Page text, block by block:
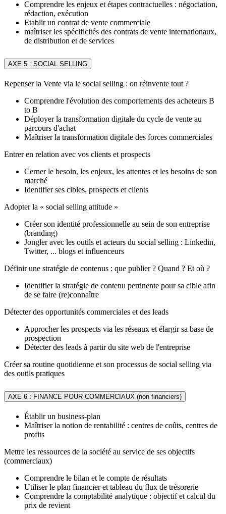
Comprendre les enjeux et étapes contractuelles : négociation,
rédaction, exécution
Etablir un contrat de vente commerciale
maîtriser les spécificités des contrats de vente internationaux,
de distribution et de services
AXE 5 : SOCIAL SELLING
Repenser la Vente via le social selling : on réinvente tout ?
Comprendre l'évolution des comportements des acheteurs B
to B
Déployer la transformation digitale du cycle de vente au
parcours d'achat
Maîtriser la transformation digitale des forces commerciales
Entrer en relation avec vos clients et prospects
Cerner le besoin, les enjeux, les attentes et les besoins de son
marché
Identifier ses cibles, prospects et clients
Adopter la « social selling attitude »
Créer son identité professionnelle au sein de son entreprise
(branding)
Jongler avec les outils et acteurs du social selling : Linkedin,
Twitter, ... blogs et influenceurs
Définir une stratégie de contenus : que publier ? Quand ? Et où ?
Identifier la stratégie de contenu pertinente pour sa cible afin
de se faire (re)connaître
Détecter des opportunités commerciales et des leads
Approcher les prospects via les réseaux et élargir sa base de
prospection
Détecter des leads à partir du site web de l'entreprise
Créer sa routine quotidienne et son processus de social selling via
des outils pratiques
AXE 6 : FINANCE POUR COMMERCIAUX (non financiers)
Établir un business-plan
Maîtriser la notion de rentabilité : centres de coûts, centres de
profits
Mettre les ressources de la société au service de ses objectifs
(commerciaux)
Comprendre le bilan et le compte de résultats
Utiliser le plan financier et tableau du flux de trésorerie
Comprendre la comptabilité analytique : objectif et calcul du
prix de revient